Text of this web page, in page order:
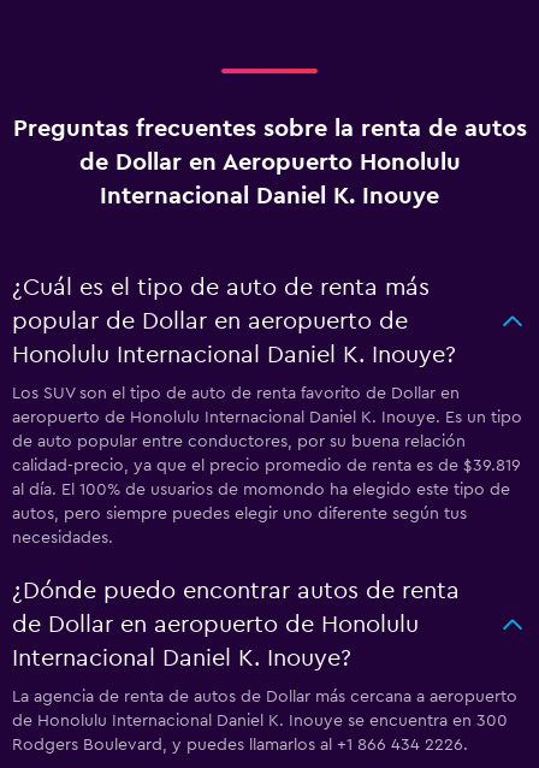
Preguntas frecuentes sobre la renta de autos
de Dollar en Aeropuerto Honolulu
Internacional Daniel K. Inouye
¿Cuál es el tipo de auto de renta más
popular de Dollar en aeropuerto de
Honolulu Internacional Daniel K. Inouye?
Los SUV son el tipo de auto de renta favorito de Dollar en
aeropuerto de Honolulu Internacional Daniel K. Inouye. Es un tipo
de auto popular entre conductores, por su buena relación
calidad-precio, ya que el precio promedio de renta es de $39.819
al día. El 100% de usuarios de momondo ha elegido este tipo de
autos, pero siempre puedes elegir uno diferente según tus
necesidades.
¿Dónde puedo encontrar autos de renta
de Dollar en aeropuerto de Honolulu
Internacional Daniel K. Inouye?
La agencia de renta de autos de Dollar más cercana a aeropuerto
de Honolulu Internacional Daniel K. Inouye se encuentra en 300
Rodgers Boulevard, y puedes llamarlos al +1 866 434 2226.